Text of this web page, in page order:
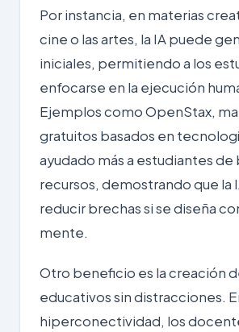
Por instancia, en materias
cine o las artes, la IA puede
iniciales, permitiendo a los
enfocarse en la ejecución
Ejemplos como OpenStax,
gratuitos basados en
ayudado más a estudiantes de
recursos, demostrando que la
reducir brechas si se diseña
mente.
Otro beneficio es la creación
educativos sin distracciones.
hiperconectividad, los